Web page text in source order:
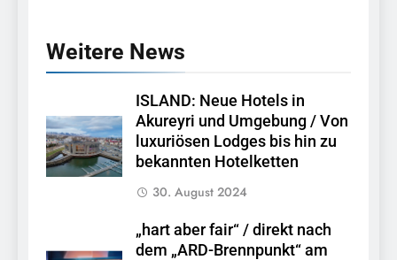
Weitere News
ISLAND: Neue Hotels in
Akureyri und Umgebung / Von
luxuriösen Lodges bis hin zu
bekannten Hotelketten
30. August 2024
„hart aber fair“ / direkt nach
dem „ARD-Brennpunkt“ am